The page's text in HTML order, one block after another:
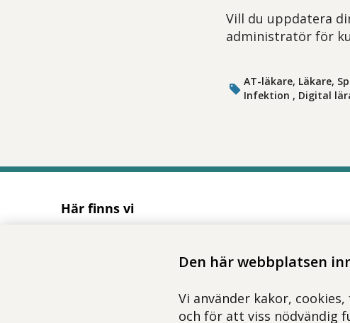
Den här webbplatsen
Vi använder kakor,
och för att viss nödvändig
Vill du uppdatera
administratör för
AT-läkare, Läkare,
Infektion , Digital
Här finns vi